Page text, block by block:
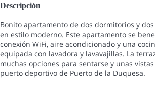
Descripción
Bonito apartamento de dos dormitorios y
en estilo moderno. Este apartamento se
conexión WiFi, aire acondicionado y una
equipada con lavadora y lavavajillas. La
muchas opciones para sentarse y unas
puerto deportivo de Puerto de la Duquesa.